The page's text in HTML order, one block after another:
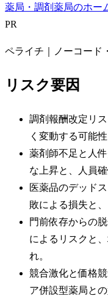
薬局・調剤薬局のホー
PR
ペライチ｜ノーコード
リスク要因
調剤報酬改定リ
く変動する可能性
薬剤師不足と人
な上昇と、人員確
医薬品のデッド
敗による損失と
門前依存からの
によるリスクと
れ。
競合激化と価格
ア併設型薬局との